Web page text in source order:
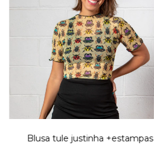
Blusa tule justinha +estampas